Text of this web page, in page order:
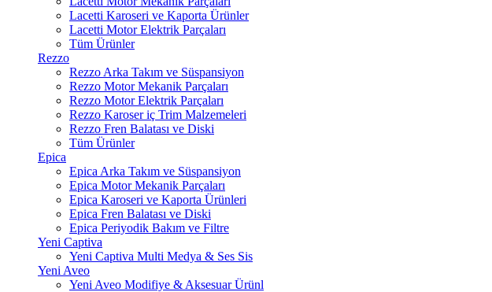
Lacetti Karoseri ve Kaporta Ürünler
Lacetti Motor Elektrik Parçaları
Tüm Ürünler
Rezzo
Rezzo Arka Takım ve Süspansiyon
Rezzo Motor Mekanik Parçaları
Rezzo Motor Elektrik Parçaları
Rezzo Karoser iç Trim Malzemeleri
Rezzo Fren Balatası ve Diski
Tüm Ürünler
Epica
Epica Arka Takım ve Süspansiyon
Epica Motor Mekanik Parçaları
Epica Karoseri ve Kaporta Ürünleri
Epica Fren Balatası ve Diski
Epica Periyodik Bakım ve Filtre
Yeni Captiva
Yeni Captiva Multi Medya & Ses Sis
Yeni Aveo
Yeni Aveo Modifiye & Aksesuar Ürünl